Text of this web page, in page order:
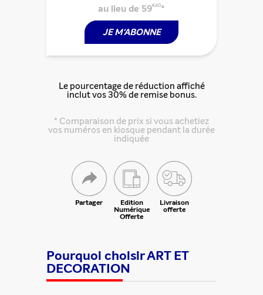
au lieu de 59€40*
JE M'ABONNE
Le pourcentage de réduction affiché
inclut vos 30% de remise bonus.
* Comparaison de prix si vous achetiez
vos numéros en kiosque pendant la durée
indiquée
Partager Edition
Numérique
Offerte
Livraison
offerte
Partager cette offre
Pourquoi choisir ART ET
DECORATION